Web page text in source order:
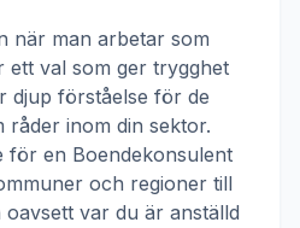
när man arbetar som
ett val som ger trygghet
djup förståelse för de
råder inom din sektor.
för en Boendekonsulent
och regioner till
var du är anställd